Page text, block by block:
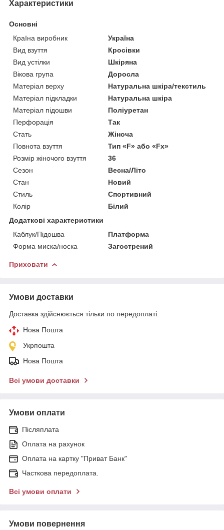
Характеристики
Основні
Країна виробник
Україна
Вид взуття
Кросівки
Вид устілки
Шкіряна
Вікова група
Доросла
Матеріал верху
Натуральна шкіра/текстиль
Матеріал підкладки
Натуральна шкіра
Матеріал підошви
Поліуретан
Перфорація
Так
Стать
Жіноча
Повнота взуття
Тип «F» або «Fx»
Розмір жіночого взуття
36
Сезон
Весна/Літо
Стан
Новий
Стиль
Спортивний
Колір
Білий
Додаткові характеристики
Каблук/Підошва
Платформа
Форма миска/носка
Загострений
Приховати
Умови доставки
Доставка здійснюється тільки по передоплаті.
Нова Пошта
Укрпошта
Нова Пошта
Всі умови доставки
Умови оплати
Післяплата
Оплата на рахунок
Оплата на картку "Приват Банк"
Часткова передоплата.
Всі умови оплати
Умови повернення